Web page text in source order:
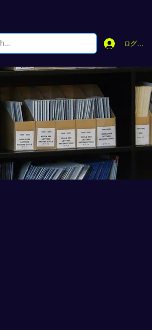
ログイン